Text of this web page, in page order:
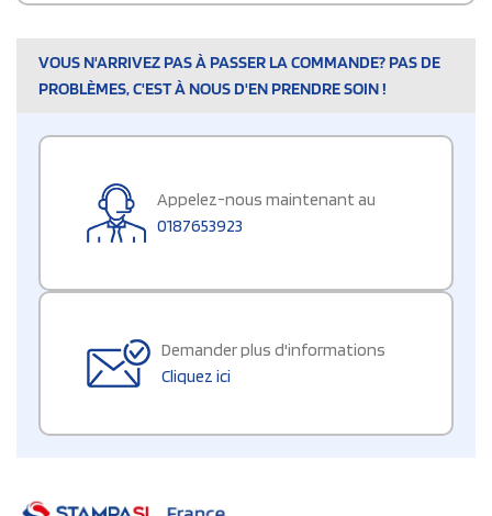
VOUS N'ARRIVEZ PAS À PASSER LA COMMANDE? PAS DE
PROBLÈMES, C'EST À NOUS D'EN PRENDRE SOIN !
Appelez-nous maintenant au
0187653923
Demander plus d'informations
Cliquez ici